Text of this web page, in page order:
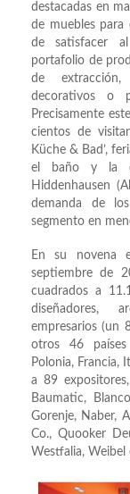
destacadas en
de muebles
de satisfacer
portafolio de
de extracción,
decorativos o
Precisamente
cientos de
Küche & Bad’,
el baño y la
Hiddenhausen
demanda de
segmento en
En su novena
septiembre de
cuadrados a
diseñadores,
empresarios (un
otros 46 países
Polonia, Francia,
a 89
Baumatic,
Gorenje, Naber,
Co., Quooker
Westfalia, Weibel